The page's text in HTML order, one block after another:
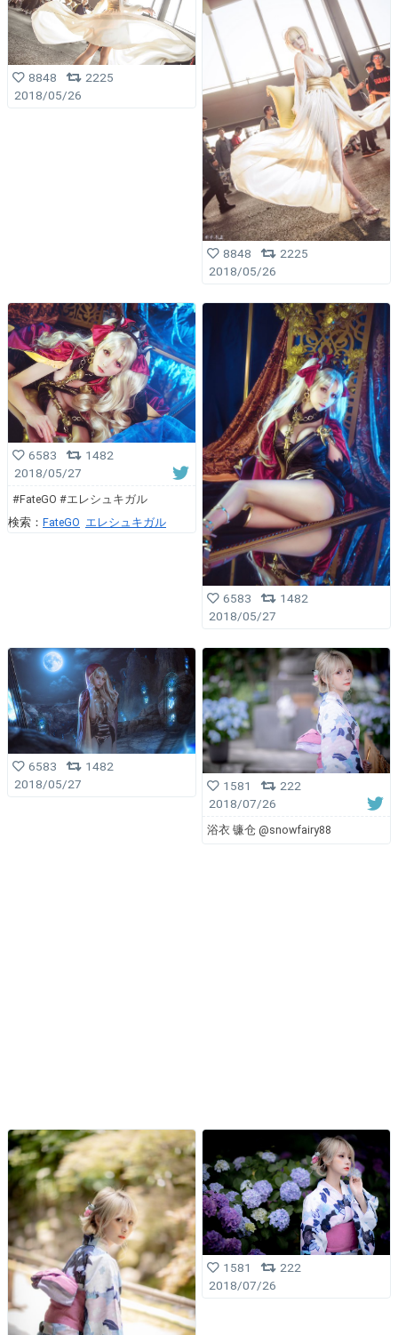
8848
2225
2018/05/26
8848
2225
2018/05/26
6583
1482
2018/05/27
#FateGO #エレシュキガル
検索： FateGO エレシュキガル
6583
1482
2018/05/27
6583
1482
2018/05/27
1581
222
2018/07/26
浴衣 镰仓 @snowfairy88
1581
222
2018/07/26